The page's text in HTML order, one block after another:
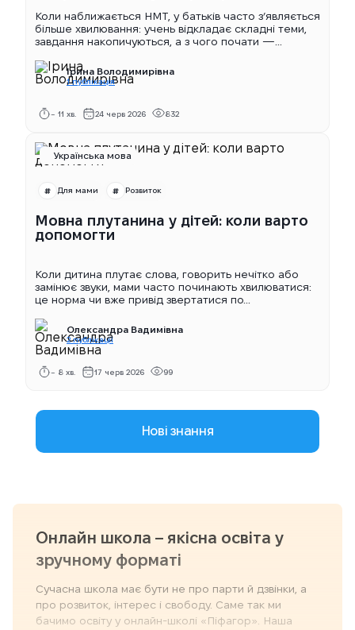
Коли наближається НМТ, у батьків часто з’являється
більше хвилювання: учень відкладає складні теми,
завдання накопичуються, а з чого почати —...
Ірина Володимирівна
1 публікація
~ 11 хв. 24 черв 2026 832
Українська мова
Для мами Розвиток
Мовна плутанина у дітей: коли варто
допомогти
Коли дитина плутає слова, говорить нечітко або
замінює звуки, мами часто починають хвилюватися:
це норма чи вже привід звертатися по...
Олександра Вадимівна
2 публікації
~ 8 хв. 17 черв 2026 99
Нові знання
Онлайн школа – якісна освіта у
зручному форматі
Сучасна школа має бути не про парти й дзвінки, а
про розвиток, інтерес і свободу. Саме так ми
бачимо освіту у онлайн-школі «Піфагор». Наша